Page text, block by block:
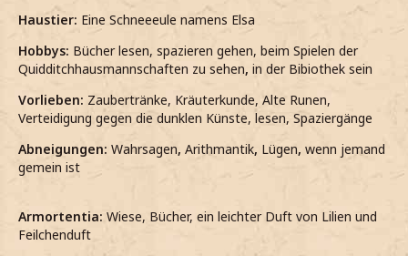
Haustier: Eine Schneeeule namens Elsa
Hobbys: Bücher lesen, spazieren gehen, beim Spielen der
Quidditchhausmannschaften zu sehen, in der Bibiothek sein
Vorlieben: Zaubertränke, Kräuterkunde, Alte Runen,
Verteidigung gegen die dunklen Künste, lesen, Spaziergänge
Abneigungen: Wahrsagen, Arithmantik, Lügen, wenn jemand
gemein ist
Armortentia: Wiese, Bücher, ein leichter Duft von Lilien und
Feilchenduft